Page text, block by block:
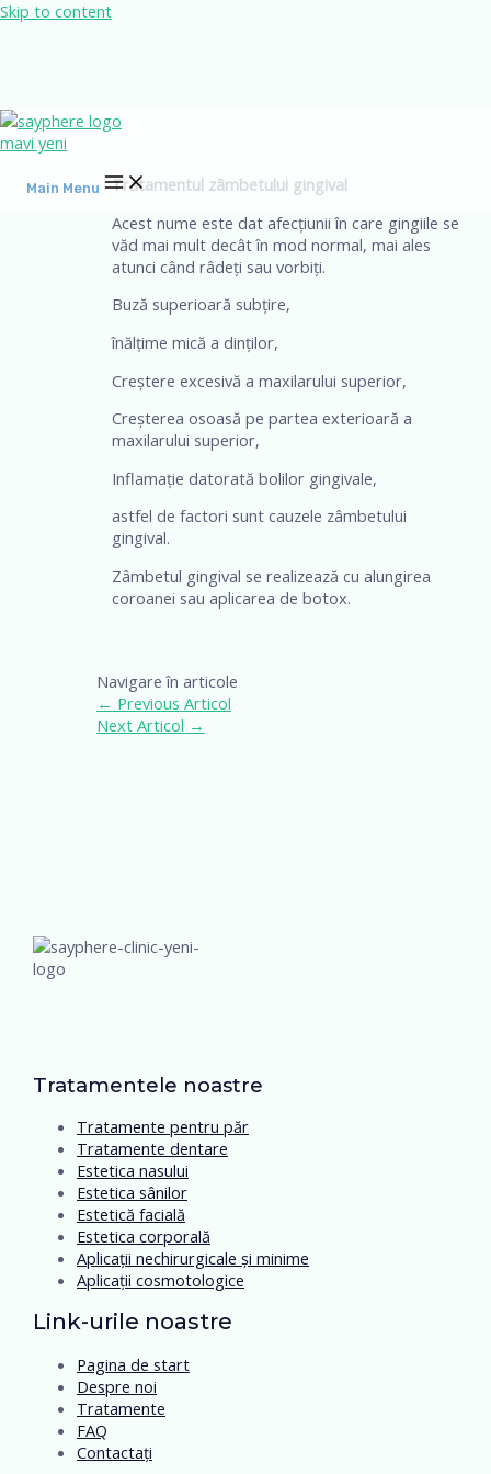
Skip to content
Main Menu
Tratamentul zâmbetului gingival
Acest nume este dat afecțiunii în care gingiile se
văd mai mult decât în mod normal, mai ales
atunci când râdeți sau vorbiți.
Buză superioară subțire,
înălțime mică a dinților,
Creștere excesivă a maxilarului superior,
Creșterea osoasă pe partea exterioară a
maxilarului superior,
Inflamație datorată bolilor gingivale,
astfel de factori sunt cauzele zâmbetului
gingival.
Zâmbetul gingival se realizează cu alungirea
coroanei sau aplicarea de botox.
Navigare în articole
← Previous Articol
Next Articol →
Tratamentele noastre
Tratamente pentru păr
Tratamente dentare
Estetica nasului
Estetica sânilor
Estetică facială
Estetica corporală
Aplicații nechirurgicale și minime
Aplicații cosmotologice
Link-urile noastre
Pagina de start
Despre noi
Tratamente
FAQ
Contactați